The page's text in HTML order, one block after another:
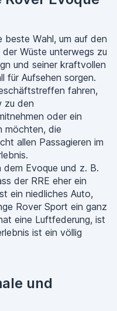
beste Wahl, um auf den
Wüste unterwegs zu
und seiner kraftvollen
für Aufsehen sorgen.
fahren,
zu den
oder ein
möchten, die
allen Passagieren im
Evoque und z. B.
der RRE eher ein
ein niedliches Auto,
Rover Sport ein ganz
eine Luftfederung, ist
ist ein völlig
und